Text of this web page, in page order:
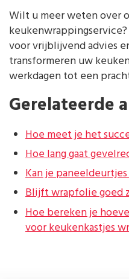
Wilt u meer weten over
keukenwrappingservice?
voor vrijblijvend advies
transformeren uw
werkdagen tot een
Gerelateerde
Hoe meet je het
Hoe lang gaat
Kan je
Blijft wrapfolie goed
Hoe bereken je
voor keukenkastjes